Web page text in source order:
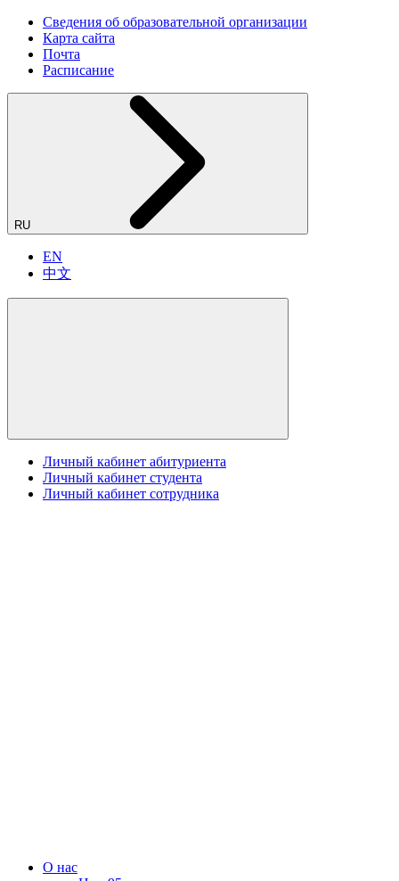
Сведения об образовательной организации
Карта сайта
Почта
Расписание
RU
EN
中文
Личный кабинет абитуриента
Личный кабинет студента
Личный кабинет сотрудника
О нас